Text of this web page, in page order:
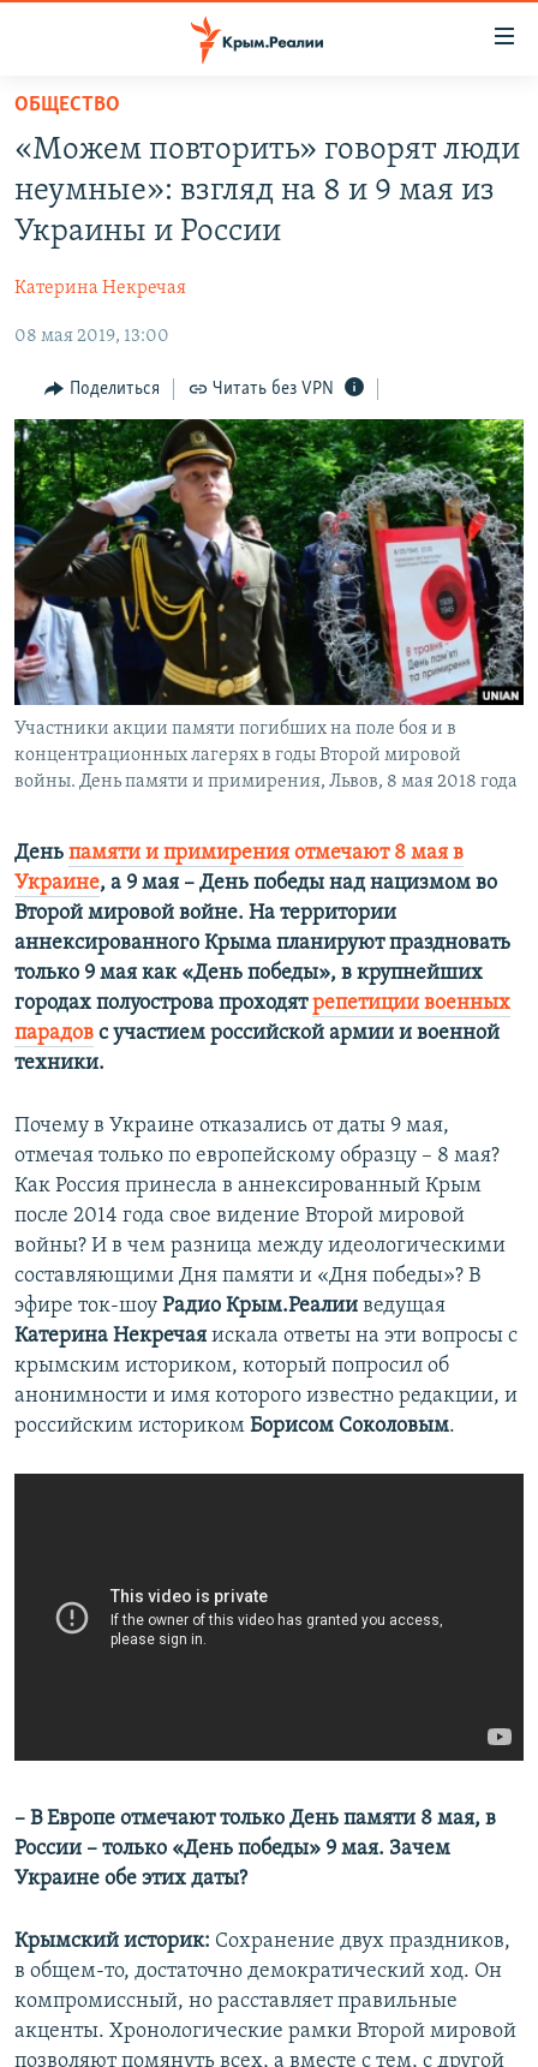
Вернуться
основному
содержанию
Вернутся
главной
навигации
Вернутся
поиску
11 ЛЕТ ОККУПАЦИИ КРЫМА. 11 ИСТОРИЙ СОПРОТИВЛЕНИЯ
ВОДА
ЕЩЕ
ИНТЕРАКТИВ
ИНФОГРАФИКА
ТЕЛЕПРОЕКТ КРЫМ.РЕАЛИИ
СОВЕТЫ ПРАВОЗАЩИТНИКОВ
ПРОПАВШИЕ БЕЗ ВЕСТИ
ПОБЕДИТЕЛЕЙ НЕ СУДЯТ?
КРЫМ.НЕПОКОРЕННЫЙ
ELIFBE
УКРАИНСКАЯ ПРОБЛЕМА КРЫМА
РАДІО СВОБОДА
КАК ОБОЙТИ БЛОКИРОВКУ
Українською
Qırımtatar
ПРИСОЕДИНЯЙТЕСЬ!
Все сайты RFE/RL
ОБЩЕСТВО
«Можем повторить» говорят люди
неумные»: взгляд на 8 и 9 мая из
Украины и России
Катерина Некречая
08 мая 2019, 13:00
Поделиться Читать без VPN
Участники акции памяти погибших на поле боя и в
концентрационных лагерях в годы Второй мировой
войны. День памяти и примирения, Львов, 8 мая 2018 года
День памяти и примирения отмечают 8 мая в
Украине, а 9 мая – День победы над нацизмом во
Второй мировой войне. На территории
аннексированного Крыма планируют праздновать
только 9 мая как «День победы», в крупнейших
городах полуострова проходятрепетиции военных
парадов с участием российской армии и военной
техники.
Почему в Украине отказались от даты 9 мая,
отмечая только по европейскому образцу – 8 мая?
Как Россия принесла в аннексированный Крым
после 2014 года свое видение Второй мировой
войны? И в чем разница между идеологическими
составляющими Дня памяти и «Дня победы»? В
эфире ток-шоу Радио Крым.Реалии ведущая
Катерина Некречая искала ответы на эти вопросы с
крымским историком, который попросил об
анонимности и имя которого известно редакции, и
российским историком Борисом Соколовым.
– В Европе отмечают только День памяти 8 мая, в
России – только «День победы» 9 мая. Зачем
Украине обе этих даты?
Крымский историк: Сохранение двух праздников,
в общем-то, достаточно демократический ход. Он
компромиссный, но расставляет правильные
акценты. Хронологические рамки Второй мировой
позволяют помянуть всех, а вместе с тем, с другой